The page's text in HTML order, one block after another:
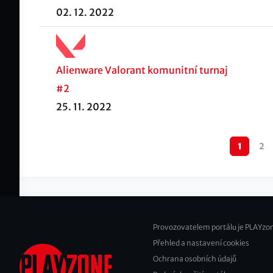
02. 12. 2022
Alienware Valorant komunitní turnaj
#2
25. 11. 2022
1 2
Footer
2
Provozovatelem portálu je
Přehled a nastavení cookies
Ochrana osobních údajů